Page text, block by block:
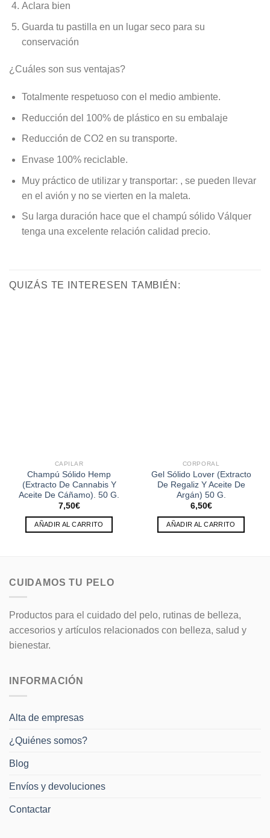
Aclara bien
Guarda tu pastilla en un lugar seco para su
conservación
¿Cuáles son sus ventajas?
Totalmente respetuoso con el medio ambiente.
Reducción del 100% de plástico en su embalaje
Reducción de CO2 en su transporte.
Envase 100% reciclable.
Muy práctico de utilizar y transportar: , se pueden llevar
en el avión y no se vierten en la maleta.
Su larga duración hace que el champú sólido Válquer
tenga una excelente relación calidad precio.
QUIZÁS TE INTERESEN TAMBIÉN:
CAPILAR
Champú Sólido Hemp
(Extracto De Cannabis Y
Aceite De Cáñamo). 50 G.
7,50€
AÑADIR AL CARRITO
CORPORAL
Gel Sólido Lover (Extracto
De Regaliz Y Aceite De
Argán) 50 G.
6,50€
AÑADIR AL CARRITO
CUIDAMOS TU PELO
Productos para el cuidado del pelo, rutinas de belleza,
accesorios y artículos relacionados con belleza, salud y
bienestar.
INFORMACIÓN
Alta de empresas
¿Quiénes somos?
Blog
Envíos y devoluciones
Contactar